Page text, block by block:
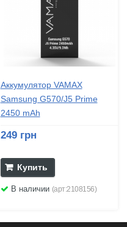
Аккумулятор VAMAX
Samsung G570/J5 Prime
2450 mAh
249 грн
Купить
В наличии (арт:2108156)